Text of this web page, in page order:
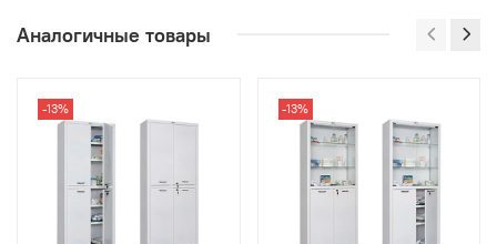
Аналогичные товары
-13% -13%